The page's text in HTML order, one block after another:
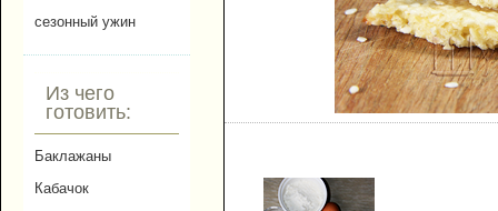
сезонный ужин
Из чего
готовить:
Баклажаны
Кабачок